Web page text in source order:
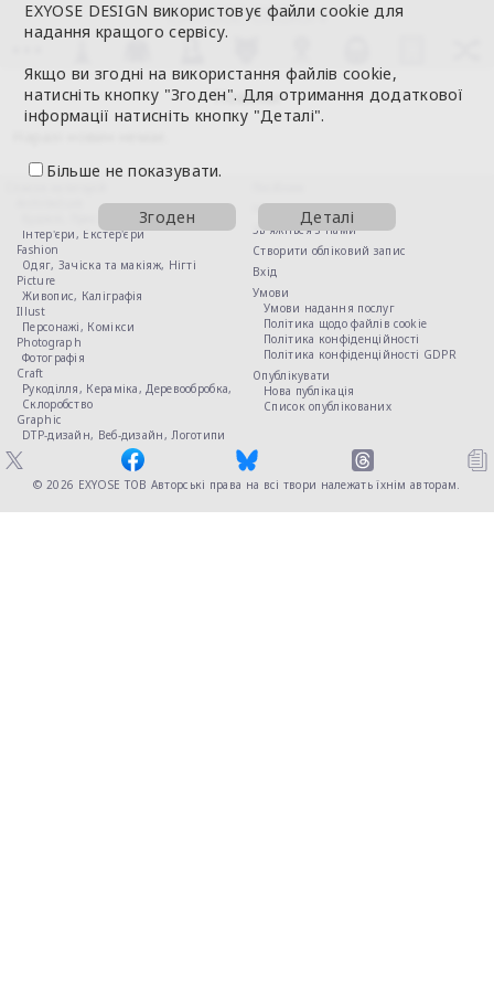
EXYOSE DESIGN використовує файли cookie для
надання кращого сервісу.
Якщо ви згодні на використання файлів cookie,
натисніть кнопку "Згоден". Для отримання додаткової
інформації натисніть кнопку "Деталі".
Більше не показувати.
Згоден Деталі
Новини
Просторовий дизайн,
Інтер'єри, Екстер'єри
Fashion
Одяг, Зачіска та макіяж, Нігті
Picture
Живопис, Каліграфія
Illust
Персонажі, Комікси
Photograph
Фотографія
Craft
Рукоділля, Кераміка,Деревообробка,
Склоробство
Graphic
DTP-дизайн, Веб-дизайн,Логотипи
Новини
Зв'яжіться з нами
Створити обліковий запис
Вхід
Умови
Умови надання послуг
Політика щодо файлів cookie
Політика конфіденційності
Політика конфіденційності GDPR
Опублікувати
Нова публікація
Список опублікованих
© 2026 EXYOSE ТОВ Авторські права на всі твори належать їхнім авторам.